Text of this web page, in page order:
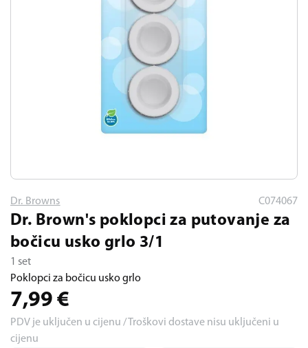
Dr. Browns C074067
Dr. Brown's poklopci za putovanje za
bočicu usko grlo 3/1
1 set
Poklopci za bočicu usko grlo
7,99 €
PDV je uključen u cijenu / Troškovi dostave nisu uključeni u
cijenu